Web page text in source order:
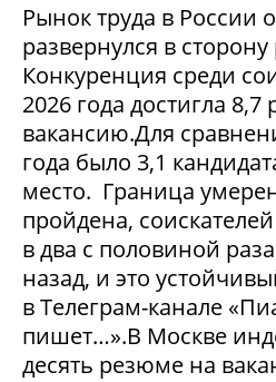
Рынок труда в России
развернулся в сторону
Конкуренция среди
2026 года достигла
вакансию.Для
года было 3,1
место. Граница
пройдена,
в два с половиной
назад, и это
в Телеграм-канале
пишет…».В Москве
десять резюме на